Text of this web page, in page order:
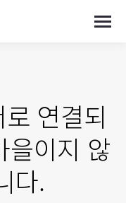
연결되
을이지 않
다.